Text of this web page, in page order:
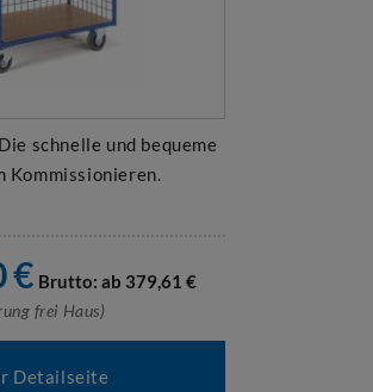
schnelle und bequeme
Kommissionieren.
€ Brutto: ab 379,61 €
frei Haus)
Detailseite